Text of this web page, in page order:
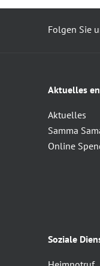
Folgen Sie
Aktuelles
Aktuelles
Samma
Online
Soziale